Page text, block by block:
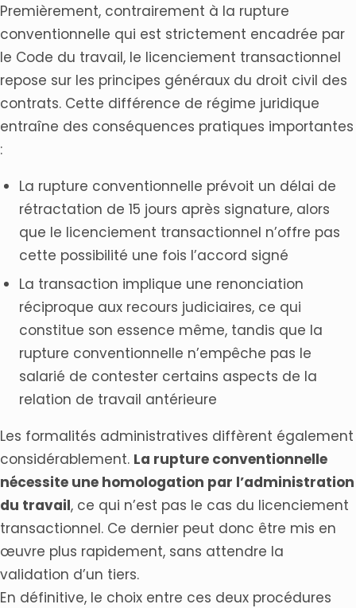
Premièrement, contrairement à la rupture
conventionnelle qui est strictement encadrée par
le Code du travail, le licenciement transactionnel
repose sur les principes généraux du droit civil des
contrats. Cette différence de régime juridique
entraîne des conséquences pratiques importantes
:
La rupture conventionnelle prévoit un délai de
rétractation de 15 jours après signature, alors
que le licenciement transactionnel n’offre pas
cette possibilité une fois l’accord signé
La transaction implique une renonciation
réciproque aux recours judiciaires, ce qui
constitue son essence même, tandis que la
rupture conventionnelle n’empêche pas le
salarié de contester certains aspects de la
relation de travail antérieure
Les formalités administratives diffèrent également
considérablement. La rupture conventionnelle
nécessite une homologation par l’administration
du travail, ce qui n’est pas le cas du licenciement
transactionnel. Ce dernier peut donc être mis en
œuvre plus rapidement, sans attendre la
validation d’un tiers.
En définitive, le choix entre ces deux procédures